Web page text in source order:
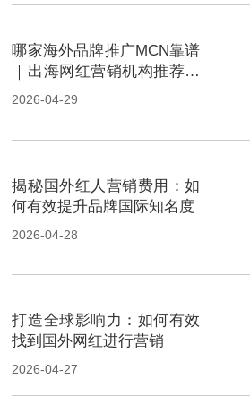
哪家海外品牌推广MCN靠谱
｜出海网红营销机构推荐指
南
2026-04-29
揭秘国外红人营销费用：如
何有效提升品牌国际知名度
2026-04-28
打造全球影响力：如何有效
找到国外网红进行营销
2026-04-27